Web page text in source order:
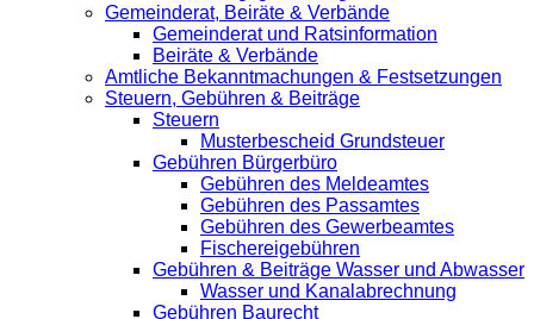
Gemeinderat, Beiräte & Verbände
Gemeinderat und Ratsinformation
Beiräte & Verbände
Amtliche Bekanntmachungen & Festsetzungen
Steuern, Gebühren & Beiträge
Steuern
Musterbescheid Grundsteuer
Gebühren Bürgerbüro
Gebühren des Meldeamtes
Gebühren des Passamtes
Gebühren des Gewerbeamtes
Fischereigebühren
Gebühren & Beiträge Wasser und Abwasser
Wasser und Kanalabrechnung
Gebühren Baurecht